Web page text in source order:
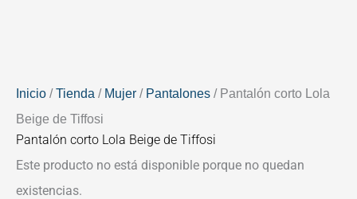
Inicio /Tienda / Mujer / Pantalones / Pantalón corto Lola
Beige de Tiffosi
Pantalón corto Lola Beige de Tiffosi
Este producto no está disponible porque no quedan
existencias.